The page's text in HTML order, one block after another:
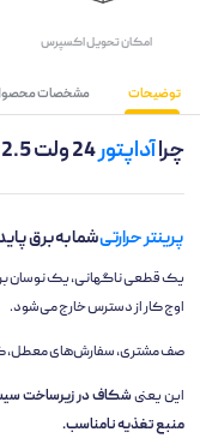
اﻣﮑﺎن ﺗﺤﻮﯾﻞ اﮐﺴﭙﺮس
توضیحات مشخصات
چراآداپتور24 ولت 2.5 آمپر را از
پرینتر حرارتیشما به برق
یک قطعی ناگهانی، یک نوسان
اوج کار از دسترس خارج می‌شود.
صف مشتری، سفارش‌های معطل،
این یعنیشکاف در زیرساخت
منبع تغذیه نامناسب.